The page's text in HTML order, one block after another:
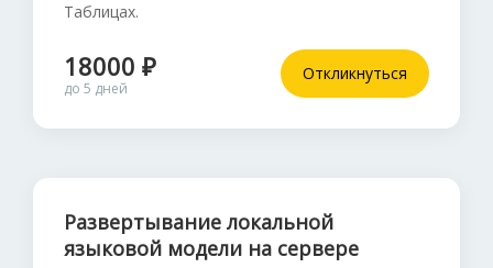
Таблицах.
18000 ₽
до 5 дней
Откликнуться
Развертывание локальной
языковой модели на сервере